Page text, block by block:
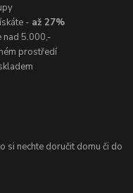
- až 27%
nad 5.000,-
prostředí
si nechte doručit domu či do